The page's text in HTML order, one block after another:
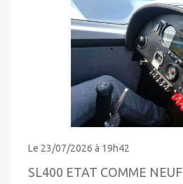
Le 23/07/2026 à 19h42
SL400 ETAT COMME NEUF